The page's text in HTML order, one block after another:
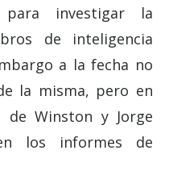
investigar la
de inteligencia
a la fecha no
la misma, pero en
Winston y Jorge
los informes de